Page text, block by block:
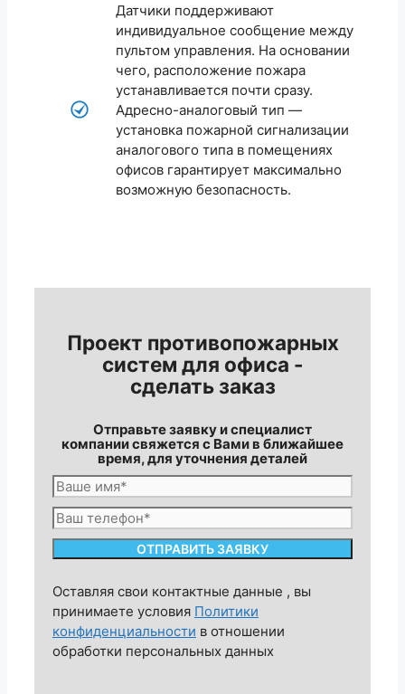
Датчики поддерживают
индивидуальное сообщение между
пультом управления. На основании
чего, расположение пожара
устанавливается почти сразу.
Адресно-аналоговый тип —
установка пожарной сигнализации
аналогового типа в помещениях
офисов гарантирует максимально
возможную безопасность.
Проект противопожарных
систем для офиса -
сделать заказ
Отправьте заявку и специалист
компании свяжется с Вами в ближайшее
время, для уточнения деталей
Оставляя свои контактные данные , вы
принимаете условия Политики
конфиденциальности в отношении
обработки персональных данных